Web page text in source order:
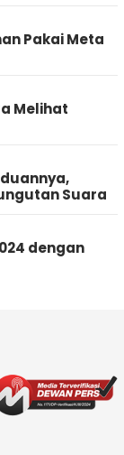
Pakai Meta
Melihat
Suara
dengan